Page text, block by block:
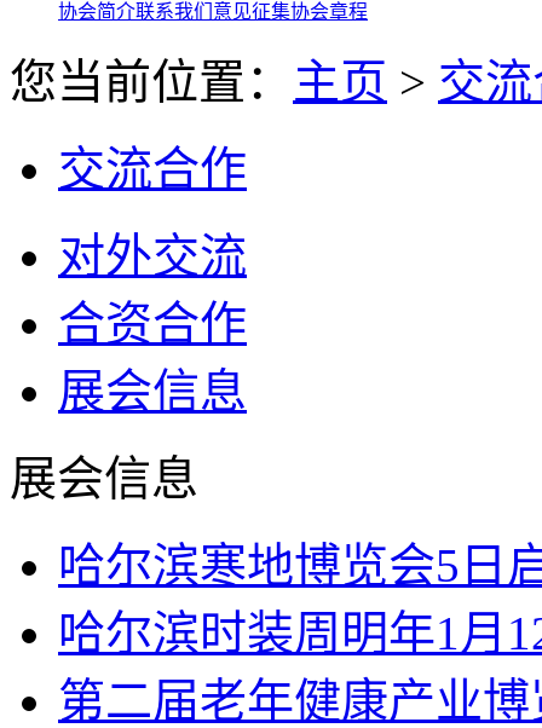
协会简介联系我们 意见征集协会章程
您当前位置： 主页 > 交
交流合作
对外交流
合资合作
展会信息
展会信息
哈尔滨寒地博览会5日
哈尔滨时装周明年1月
第二届老年健康产业